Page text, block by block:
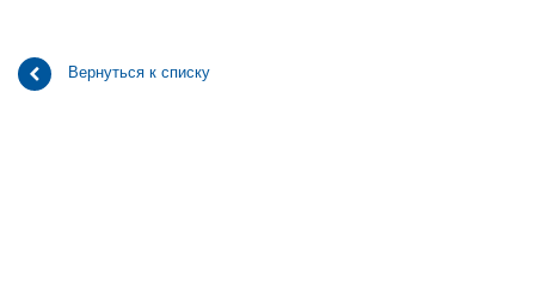
Вернуться к списку